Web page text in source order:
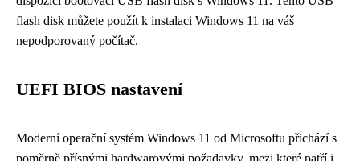
flash disk můžete použít k instalaci Windows 11 na váš
nepodporovaný počítač.
UEFI BIOS nastavení
Moderní operační systém Windows 11 od Microsoftu přichází s
poměrně přísnými hardwarovými požadavky, mezi které patří i